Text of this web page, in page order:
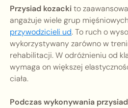
Przysiad kozackito
angażuje wiele grup
przywodzicieli ud. To ruch o
wykorzystywany zarówno w
rehabilitacji. W odróżnieniu od
wymaga on większej
ciała.
Podczas wykonywania